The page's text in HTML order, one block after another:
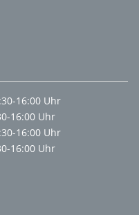
16:00 Uhr
16:00 Uhr
16:00 Uhr
16:00 Uhr